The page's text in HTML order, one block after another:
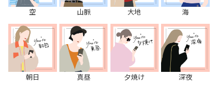
空 山脈 大地 海
朝日 真昼 夕焼け 深夜